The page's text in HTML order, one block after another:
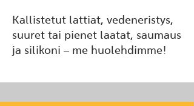
Kallistetut lattiat, vedeneristys,
suuret tai pienet laatat, saumaus
ja silikoni – me huolehdimme!